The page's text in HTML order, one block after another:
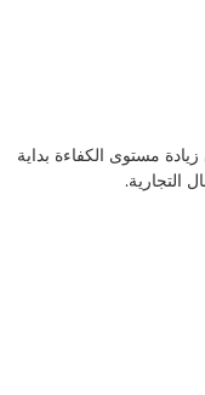
مستوى الكفاءة بداية
التجارية.